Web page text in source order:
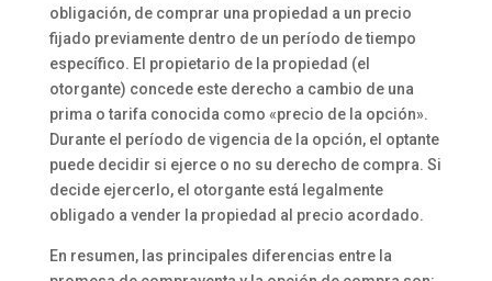
obligación, de comprar una propiedad a un precio
fijado previamente dentro de un período de tiempo
específico. El propietario de la propiedad (el
otorgante) concede este derecho a cambio de una
prima o tarifa conocida como «precio de la opción».
Durante el período de vigencia de la opción, el optante
puede decidir si ejerce o no su derecho de compra. Si
decide ejercerlo, el otorgante está legalmente
obligado a vender la propiedad al precio acordado.
En resumen, las principales diferencias entre la